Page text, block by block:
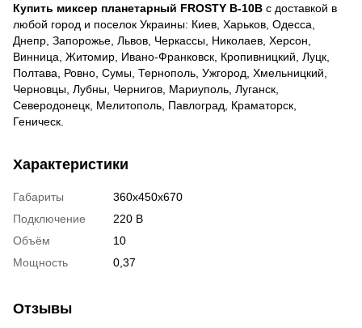
Купить миксер планетарный FROSTY B-10В с доставкой в
любой город и поселок Украины: Киев, Харьков, Одесса,
Днепр, Запорожье, Львов, Черкассы, Николаев, Херсон,
Винница, Житомир, Ивано-Франковск, Кропивницкий, Луцк,
Полтава, Ровно, Сумы, Тернополь, Ужгород, Хмельницкий,
Черновцы, Лубны, Чернигов, Мариуполь, Луганск,
Северодонецк, Мелитополь, Павлоград, Краматорск,
Геническ.
Характеристики
Габариты
360x450x670
Подключение
220 В
Объём
10
Мощность
0,37
Отзывы